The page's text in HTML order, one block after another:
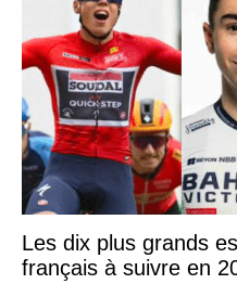
Les dix plus grands
français à suivre en